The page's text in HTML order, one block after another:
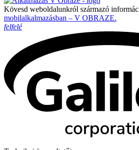
Kövesd weboldalunkról származó
mobilalkalmazásban – V OBRAZE.
felfelé